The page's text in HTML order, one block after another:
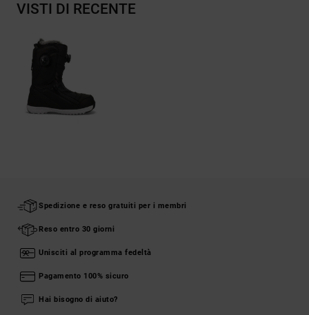
VISTI DI RECENTE
Spedizione e reso gratuiti per i membri
Reso entro 30 giorni
Unisciti al programma fedeltà
Pagamento 100% sicuro
Hai bisogno di aiuto?